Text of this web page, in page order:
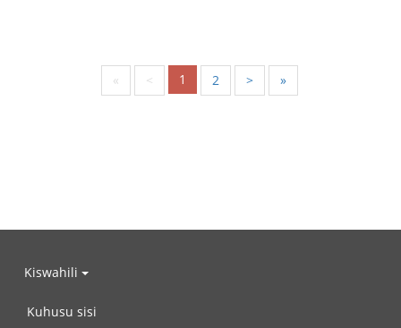
« < 1 2 > »
Kiswahili
Kuhusu sisi